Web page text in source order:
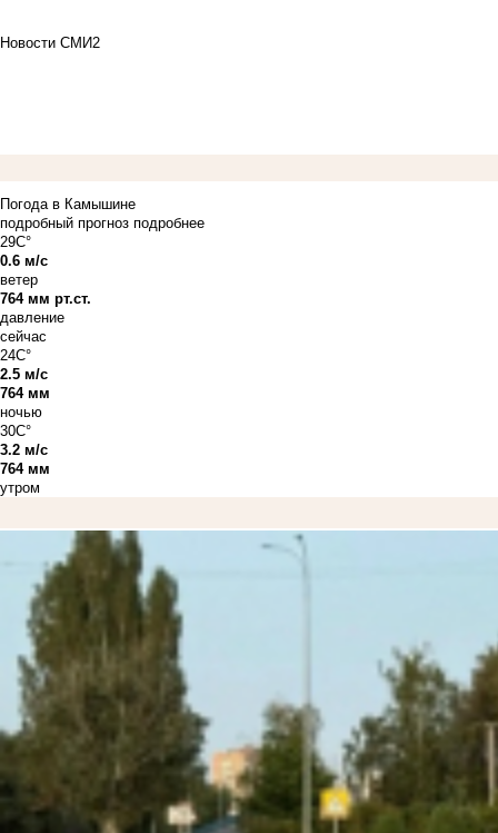
Новости СМИ2
Погода в Камышине
подробный прогноз подробнее
29C°
0.6 м/с
ветер
764 мм рт.ст.
давление
сейчас
24C°
2.5 м/с
764 мм
ночью
30C°
3.2 м/с
764 мм
утром